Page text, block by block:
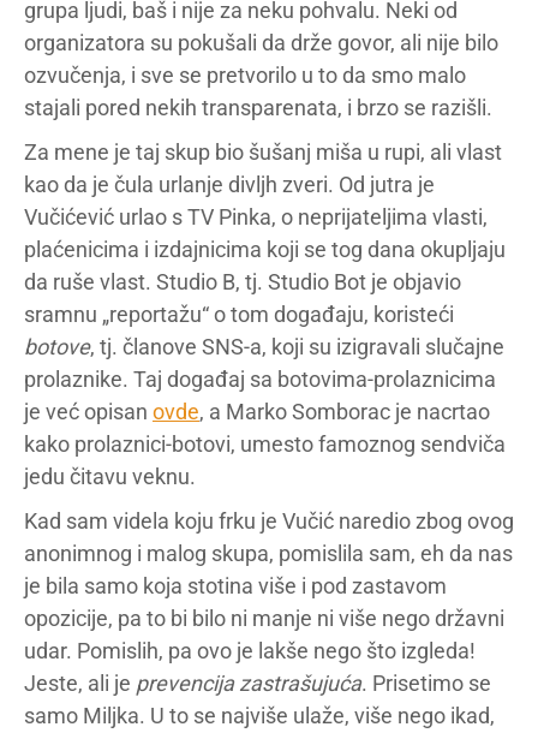
grupa ljudi, baš i nije za neku pohvalu. Neki od
organizatora su pokušali da drže govor, ali nije bilo
ozvučenja, i sve se pretvorilo u to da smo malo
stajali pored nekih transparenata, i brzo se razišli.
Za mene je taj skup bio šušanj miša u rupi, ali vlast
kao da je čula urlanje divljh zveri. Od jutra je
Vučićević urlao s TV Pinka, o neprijateljima vlasti,
plaćenicima i izdajnicima koji se tog dana okupljaju
da ruše vlast. Studio B, tj. Studio Bot je objavio
sramnu „reportažu“ o tom događaju, koristeći
botove, tj. članove SNS-a, koji su izigravali slučajne
prolaznike. Taj događaj sa botovima-prolaznicima
je već opisan ovde, a Marko Somborac je nacrtao
kako prolaznici-botovi, umesto famoznog sendviča
jedu čitavu veknu.
Kad sam videla koju frku je Vučić naredio zbog ovog
anonimnog i malog skupa, pomislila sam, eh da nas
je bila samo koja stotina više i pod zastavom
opozicije, pa to bi bilo ni manje ni više nego državni
udar. Pomislih, pa ovo je lakše nego što izgleda!
Jeste, ali je prevencija zastrašujuća. Prisetimo se
samo Miljka. U to se najviše ulaže, više nego ikad,